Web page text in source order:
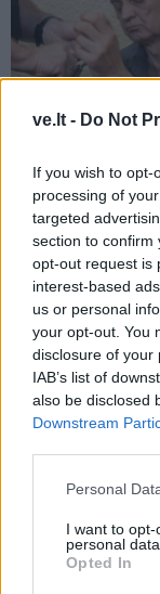
ve.lt - Do Not
If you wish to
processing of
targeted
section to confirm
opt-out request is
interest-based
us or personal
your opt-out. You
disclosure of your
IAB’s list of
also be disclosed
Downstream
Personal
I want to
personal data.
Opted In
Kriminalai
byloje į laisvę
vienas įtariamųjų
NAUJI